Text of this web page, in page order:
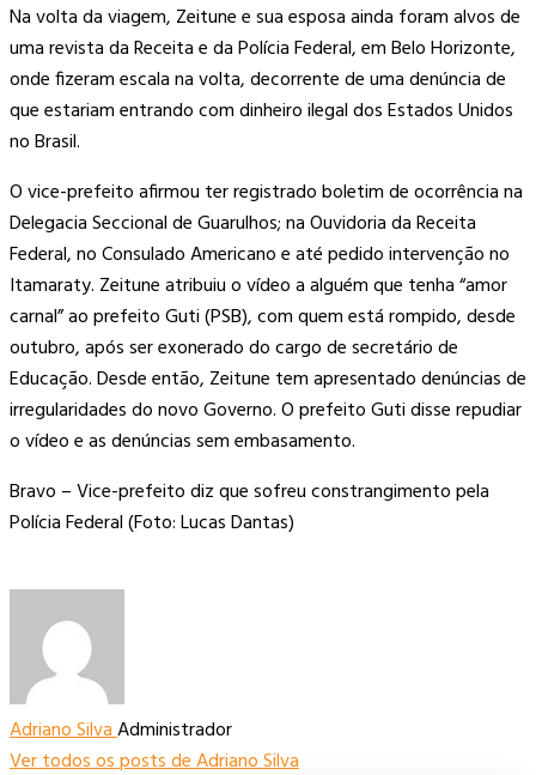
Na volta da viagem, Zeitune e sua esposa ainda foram alvos de
uma revista da Receita e da Polícia Federal, em Belo Horizonte,
onde fizeram escala na volta, decorrente de uma denúncia de
que estariam entrando com dinheiro ilegal dos Estados Unidos
no Brasil.
O vice-prefeito afirmou ter registrado boletim de ocorrência na
Delegacia Seccional de Guarulhos; na Ouvidoria da Receita
Federal, no Consulado Americano e até pedido intervenção no
Itamaraty. Zeitune atribuiu o vídeo a alguém que tenha “amor
carnal” ao prefeito Guti (PSB), com quem está rompido, desde
outubro, após ser exonerado do cargo de secretário de
Educação. Desde então, Zeitune tem apresentado denúncias de
irregularidades do novo Governo. O prefeito Guti disse repudiar
o vídeo e as denúncias sem embasamento.
Bravo – Vice-prefeito diz que sofreu constrangimento pela
Polícia Federal (Foto: Lucas Dantas)
Adriano SilvaAdministrador
Ver todos os posts de Adriano Silva